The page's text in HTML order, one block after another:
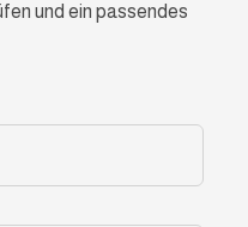
und ein passendes